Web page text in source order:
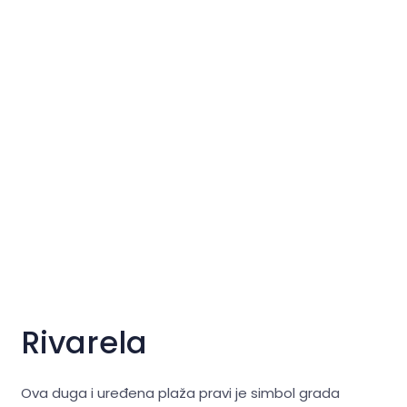
Rivarela
Ova duga i uređena plaža pravi je simbol grada